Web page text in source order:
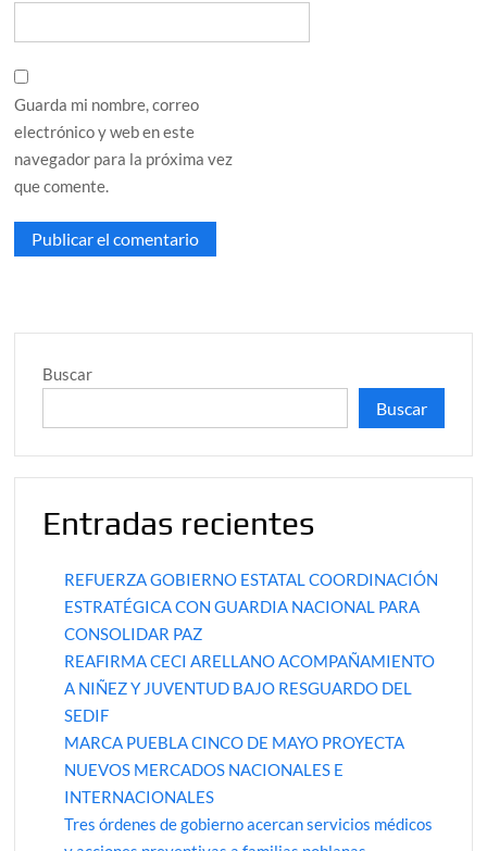
Guarda mi nombre, correo
electrónico y web en este
navegador para la próxima vez
que comente.
Buscar
Buscar
Entradas recientes
REFUERZA GOBIERNO ESTATAL COORDINACIÓN
ESTRATÉGICA CON GUARDIA NACIONAL PARA
CONSOLIDAR PAZ
REAFIRMA CECI ARELLANO ACOMPAÑAMIENTO
A NIÑEZ Y JUVENTUD BAJO RESGUARDO DEL
SEDIF
MARCA PUEBLA CINCO DE MAYO PROYECTA
NUEVOS MERCADOS NACIONALES E
INTERNACIONALES
Tres órdenes de gobierno acercan servicios médicos